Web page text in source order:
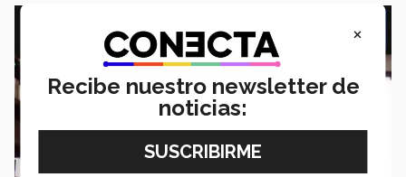
×
Recibe nuestro newsletter de
noticias: